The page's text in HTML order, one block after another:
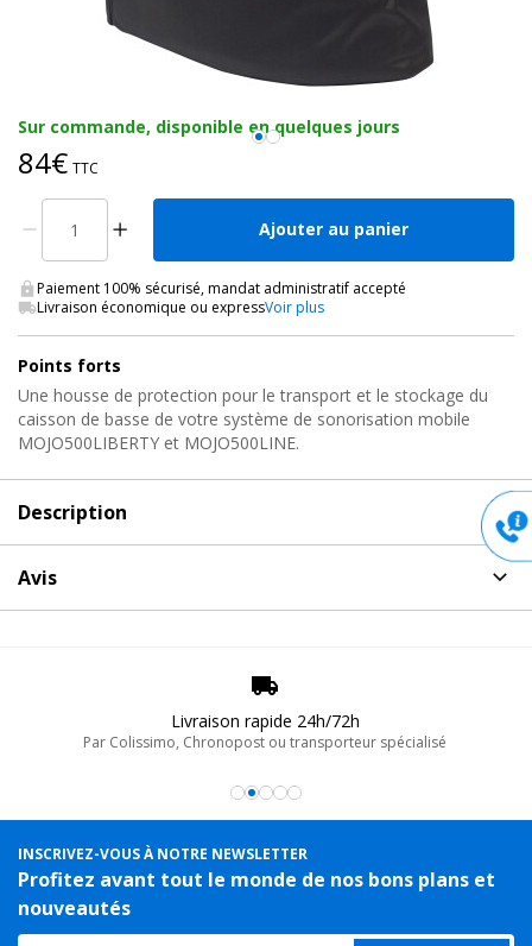
Sur commande, disponible en quelques jours
84€ TTC
Ajouter au panier
Paiement 100% sécurisé, mandat administratif accepté
Livraison économique ou expressVoir plus
Points forts
Une housse de protection pour le transport et le stockage du
caisson de basse de votre système de sonorisation mobile
MOJO500LIBERTY et MOJO500LINE.
Description
MOJO500LINE Audiophony
Une housse de protection pour le transport et le stockage du
caisson de basse de votre système de sonorisation mobile
MOJO500LIBERTY et MOJO500LINE. Celle-ci permettra
protégeant des chocs, de la poussière voir même de l'humidité.
La housse de protection COV-MOJO500LINE
spécialement conçue pour préserver les caissons MOJO500LINE
et MOJO500Liberty des aléas du transport et des conditions
extérieures. Fabriquée avec des matériaux robustes, cette
Avis
Livraison rapide 24h/72h
Par Colissimo, Chronopost ou transporteur spécialisé
INSCRIVEZ-VOUS À NOTRE NEWSLETTER
Profitez avant tout le monde de nos bons plans et
nouveautés